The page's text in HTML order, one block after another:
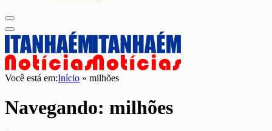
Você está em:Início » milhões
Navegando: milhões